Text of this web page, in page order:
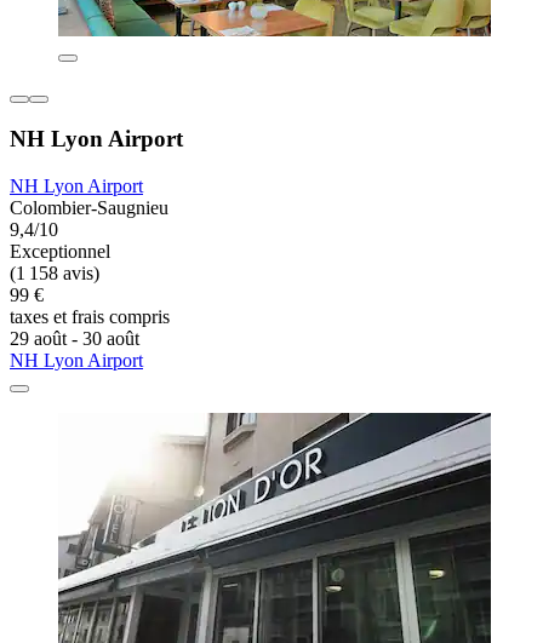
NH Lyon Airport
NH Lyon Airport
Colombier-Saugnieu
9,4/10
Exceptionnel
(1 158 avis)
99 €
taxes et frais compris
29 août - 30 août
NH Lyon Airport